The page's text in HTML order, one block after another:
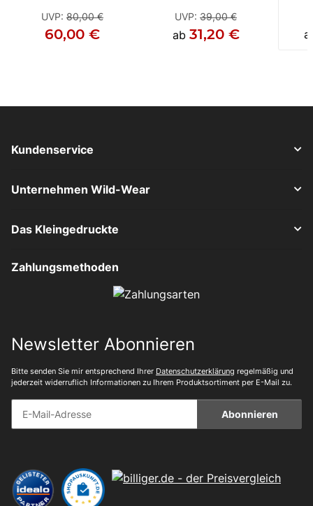
UVP: 80,00 €
60,00 €
UVP:90,00 €
67,50 €
UVP: 39,00 €
ab 31,20 € ab
Kundenservice
Unternehmen Wild-Wear
Das Kleingedruckte
Zahlungsmethoden
Newsletter Abonnieren
Bitte senden Sie mir entsprechend Ihrer Datenschutzerklärung regelmäßig und
jederzeit widerruflich Informationen zu Ihrem Produktsortiment per E-Mail zu.
Abonnieren